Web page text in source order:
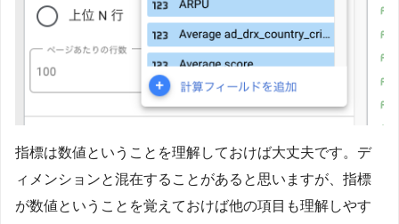
指標は数値ということを理解しておけば大丈夫です。デ
ィメンションと混在することがあると思いますが、指標
が数値ということを覚えておけば他の項目も理解しやす